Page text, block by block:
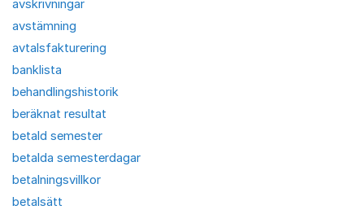
avskrivningar
avstämning
avtalsfakturering
banklista
behandlingshistorik
beräknat resultat
betald semester
betalda semesterdagar
betalningsvillkor
betalsätt